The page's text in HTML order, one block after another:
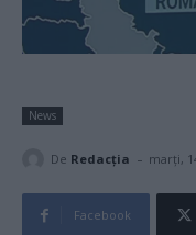
News
De Redacţia - marți,
Facebook